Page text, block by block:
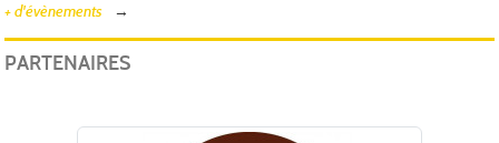
+ d'évènements
PARTENAIRES